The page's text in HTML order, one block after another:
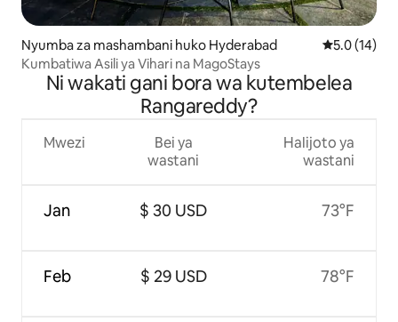
Nyumba za mashambani huko Hyderabad Ukadiriaji
5.0 (14)
Kumbatiwa Asili ya Vihari na MagoStays
Ni wakati gani bora wa kutembelea
Rangareddy?
Mwezi
Jan
Feb
Bei ya
wastani
$ 30 USD
$ 29 USD
Halijoto ya
wastani
73°F
78°F